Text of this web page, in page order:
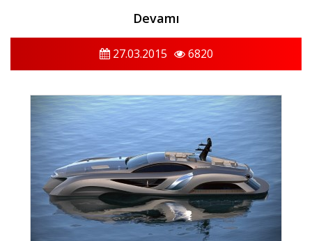
Devamı
27.03.2015 6820